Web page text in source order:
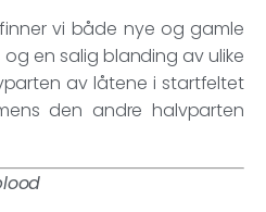
vi både nye og gamle
en salig blanding av ulike
av låtene i startfeltet
den andre halvparten